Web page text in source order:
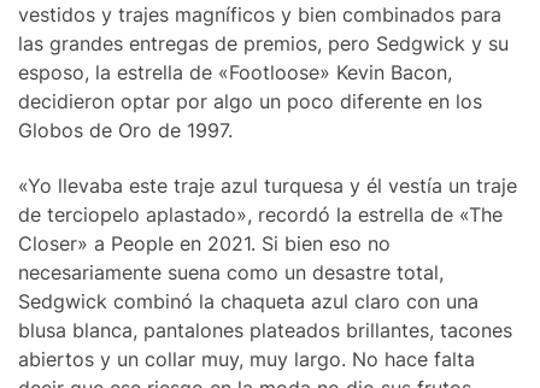
vestidos y trajes magníficos y bien combinados para
las grandes entregas de premios, pero Sedgwick y su
esposo, la estrella de «Footloose» Kevin Bacon,
decidieron optar por algo un poco diferente en los
Globos de Oro de 1997.
«Yo llevaba este traje azul turquesa y él vestía un traje
de terciopelo aplastado», recordó la estrella de «The
Closer» a People en 2021. Si bien eso no
necesariamente suena como un desastre total,
Sedgwick combinó la chaqueta azul claro con una
blusa blanca, pantalones plateados brillantes, tacones
abiertos y un collar muy, muy largo. No hace falta